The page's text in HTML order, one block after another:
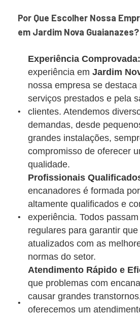
Por Que Escolher Nossa
em Jardim Nova Guaianazes?
Experiência Comprovada:
experiência em Jardim
nossa empresa se
serviços prestados e pela
clientes. Atendemos
demandas, desde
grandes instalações,
compromisso de oferecer
qualidade.
Profissionais
encanadores é formada
altamente qualificados e
experiência. Todos
regulares para garantir
atualizados com as
normas do setor.
Atendimento Rápido e
que problemas com
causar grandes
oferecemos um